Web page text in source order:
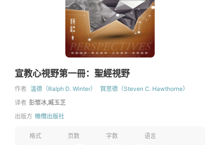
宣教心視野第一冊：聖經視野
作者 溫德（Ralph D. Winter）
賀思德（Steven C. Hawthorne）
译者 彭懷冰,臧玉芝
出版方 橄欖出版社
格式 页数 字数 语言